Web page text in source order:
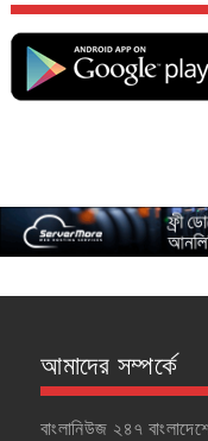
আমাদের সম্পর্কে
বাংলানিউজ ২৪৭